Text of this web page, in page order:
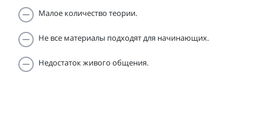
Малое количество теории.
Не все материалы подходят для начинающих.
Недостаток живого общения.